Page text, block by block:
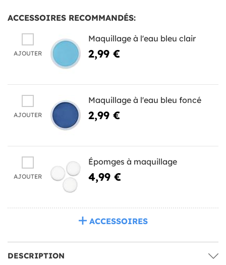
ACCESSOIRES RECOMMANDÉS:
AJOUTER
Maquillage à l'eau bleu clair
2,99 €
AJOUTER
Maquillage à l'eau bleu foncé
2,99 €
AJOUTER
Épomges à maquillage
4,99 €
ACCESSOIRES
DESCRIPTION